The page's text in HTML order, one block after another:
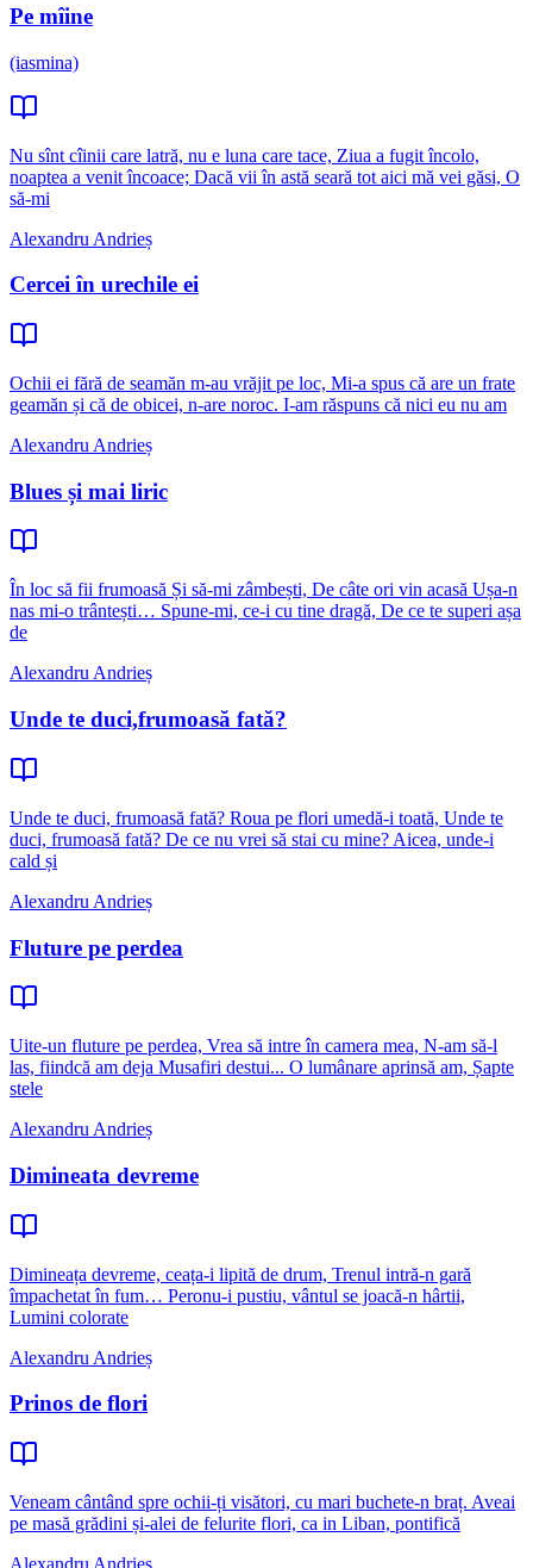
Pe mîine
(iasmina)
Nu sînt cîinii care latră, nu e luna care tace, Ziua a fugit încolo,
noaptea a venit încoace; Dacă vii în astă seară tot aici mă vei găsi, O
să-mi
Alexandru Andrieș
Cercei în urechile ei
Ochii ei fără de seamăn m-au vrăjit pe loc, Mi-a spus că are un frate
geamăn și că de obicei, n-are noroc. I-am răspuns că nici eu nu am
Alexandru Andrieș
Blues și mai liric
În loc să fii frumoasă Și să-mi zâmbești, De câte ori vin acasă Ușa-n
nas mi-o trântești… Spune-mi, ce-i cu tine dragă, De ce te superi așa
de
Alexandru Andrieș
Unde te duci,frumoasă fată?
Unde te duci, frumoasă fată? Roua pe flori umedă-i toată, Unde te
duci, frumoasă fată? De ce nu vrei să stai cu mine? Aicea, unde-i
cald și
Alexandru Andrieș
Fluture pe perdea
Uite-un fluture pe perdea, Vrea să intre în camera mea, N-am să-l
las, fiindcă am deja Musafiri destui... O lumânare aprinsă am, Șapte
stele
Alexandru Andrieș
Dimineata devreme
Dimineața devreme, ceața-i lipită de drum, Trenul intră-n gară
împachetat în fum… Peronu-i pustiu, vântul se joacă-n hârtii,
Lumini colorate
Alexandru Andrieș
Prinos de flori
Veneam cântând spre ochii-ți visători, cu mari buchete-n braț. Aveai
pe masă grădini și-alei de felurite flori, ca in Liban, pontifică